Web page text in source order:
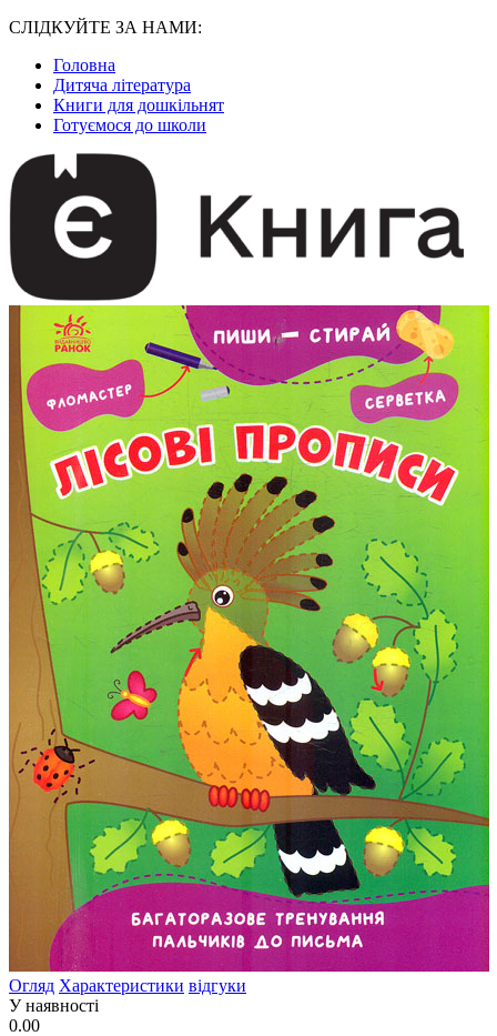
СЛІДКУЙТЕ ЗА НАМИ:
Головна
Дитяча література
Книги для дошкільнят
Готуємося до школи
Огляд Характеристики відгуки
У наявності
0.00